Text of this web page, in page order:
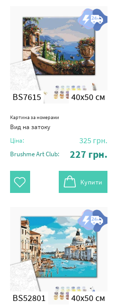
BS7615 40x50 см
Картина за номерами
Вид на затоку
Ціна: 325 грн.
Brushme Art Club: 227 грн.
Купити
BS52801 40x50 см